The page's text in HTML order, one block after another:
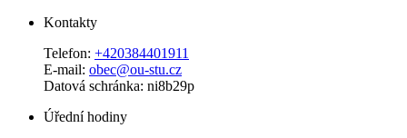
Kontakty
Telefon: +420384401911
E-mail: obec@ou-stu.cz
Datová schránka: ni8b29p
Úřední hodiny